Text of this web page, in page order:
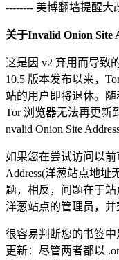
-------- 美博翻墙提醒大
关于Invalid Onion Site
这是因 v2 弃用而导致
10.5 版本发布以来，
站的用户即将退休。
Tor 浏览器无法再更新
nvalid Onion Site
如果您在尝试访问以前
Address(洋葱站点地址
题，相反，问题在于
洋葱站点的管理员，并
很容易判断您的书签
更新：尽管两者都以